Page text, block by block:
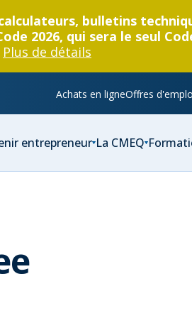
bulletins
2026, qui sera le seul
Plus de détails
Achats en ligneOffres
entrepreneur La CMEQ